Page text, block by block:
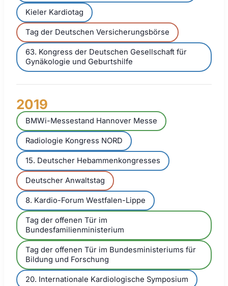
Kieler Kardiotag
Tag der Deutschen Versicherungsbörse
63. Kongress der Deutschen Gesellschaft für
Gynäkologie und Geburtshilfe
2019
BMWi-Messestand Hannover Messe
Radiologie Kongress NORD
15. Deutscher Hebammenkongresses
Deutscher Anwaltstag
8. Kardio-Forum Westfalen-Lippe
Tag der offenen Tür im
Bundesfamilienministerium
Tag der offenen Tür im Bundesministeriums für
Bildung und Forschung
20. Internationale Kardiologische Symposium